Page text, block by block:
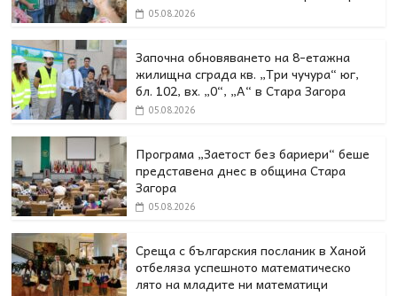
05.08.2026
Започна обновяването на 8-етажна
жилищна сграда кв. „Три чучура“ юг,
бл. 102, вх. „0“, „А“ в Стара Загора
05.08.2026
Програма „Заетост без бариери“ беше
представена днес в oбщина Стара
Загора
05.08.2026
Среща с българския посланик в Ханой
отбеляза успешното математическо
лято на младите ни математици